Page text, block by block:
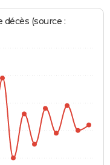
(source :